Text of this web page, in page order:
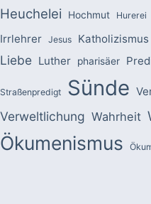
Heuchelei Hochmut Hurerei
Irrlehrer Jesus Katholizismus
Liebe Luther pharisäer
Straßenpredigt Sünde
Verweltlichung Wahrheit
Ökumenismus